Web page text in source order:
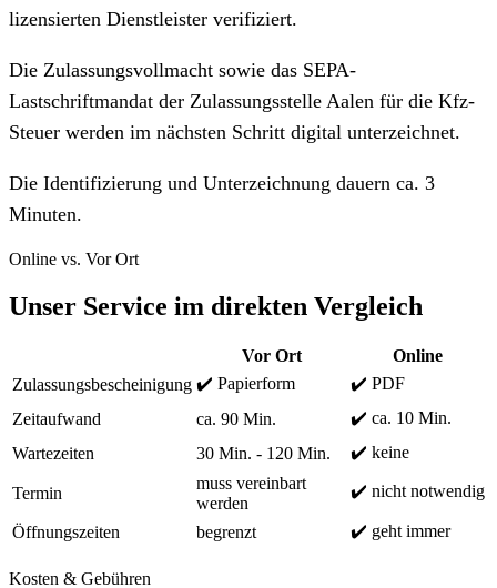
lizensierten Dienstleister verifiziert.
Die Zulassungsvollmacht sowie das SEPA-
Lastschriftmandat der Zulassungsstelle Aalen für die Kfz-
Steuer werden im nächsten Schritt digital unterzeichnet.
Die Identifizierung und Unterzeichnung dauern ca. 3
Minuten.
Online vs. Vor Ort
Unser Service im direkten Vergleich
Vor Ort
Online
Zulassungsbescheinigung ✔️ Papierform
✔️ PDF
Zeitaufwand
ca. 90 Min.
✔️ ca. 10 Min.
Wartezeiten
30 Min. - 120 Min. ✔️ keine
Termin
muss vereinbart
werden
✔️ nicht notwendig
Öffnungszeiten begrenzt ✔️ geht immer
Kosten & Gebühren